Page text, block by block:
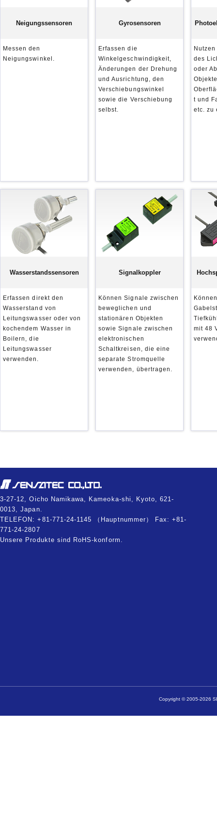
Neigungssensoren
Messen den
Neigungswinkel.
Gyrosensoren
Erfassen die
Winkelgeschwindigkeit,
Änderungen der Drehung
und Ausrichtung, den
Verschiebungswinkel
sowie die Verschiebung
selbst.
des
oder
t und
etc. zu
Wasserstandssensoren
Erfassen direkt den
Wasserstand von
Leitungswasser oder von
kochendem Wasser in
Boilern, die
Leitungswasser
verwenden.
Signalkoppler
Können Signale zwischen
beweglichen und
stationären Objekten
sowie Signale zwischen
elektronischen
Schaltkreisen, die eine
separate Stromquelle
verwenden, übertragen.
mit 48
3-27-12, Oicho Namikawa, Kameoka-shi, Kyoto, 621-
0013, Japan.
TELEFON: +81-771-24-1145 （Hauptnummer） Fax: +81-
771-24-2807
Unsere Produkte sind RoHS-konform.
Copyright © 2005-2026